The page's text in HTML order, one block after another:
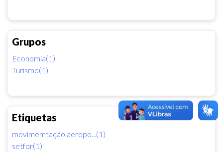
Grupos
Economia(1)
Turismo(1)
Etiquetas
movimemtação aeropo...(1)
setfor(1)